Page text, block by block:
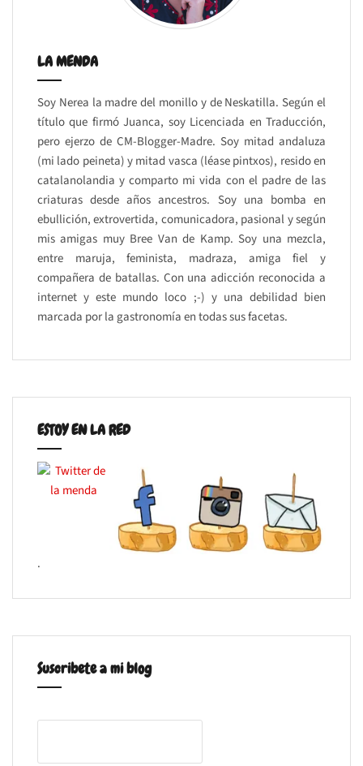
LA MENDA
Soy Nerea la madre del monillo y de Neskatilla. Según el
título que firmó Juanca, soy Licenciada en Traducción,
pero ejerzo de CM-Blogger-Madre. Soy mitad andaluza
(mi lado peineta) y mitad vasca (léase pintxos), resido en
catalanolandia y comparto mi vida con el padre de las
criaturas desde años ancestros. Soy una bomba en
ebullición, extrovertida, comunicadora, pasional y según
mis amigas muy Bree Van de Kamp. Soy una mezcla,
entre maruja, feminista, madraza, amiga fiel y
compañera de batallas. Con una adicción reconocida a
internet y este mundo loco ;-) y una debilidad bien
marcada por la gastronomía en todas sus facetas.
ESTOY EN LA RED
.
Suscribete a mi blog